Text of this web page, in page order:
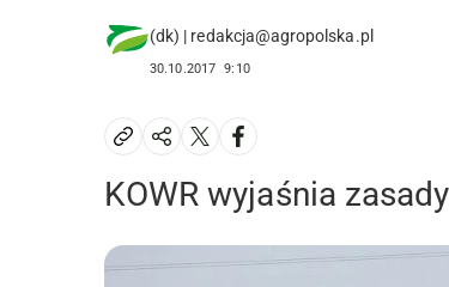
(dk) | redakcja@agropolska.pl
30.10.2017 9:10
KOWR wyjaśnia